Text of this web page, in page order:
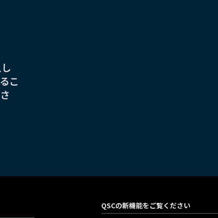
こ
QSCの新機能をご覧ください